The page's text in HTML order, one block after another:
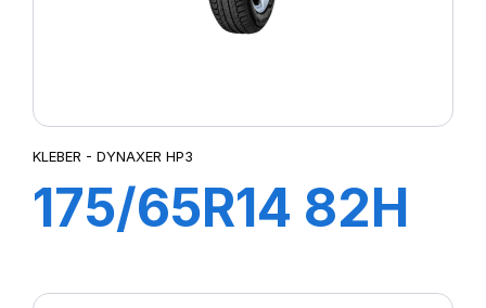
KLEBER - DYNAXER HP3
175/65R14 82H